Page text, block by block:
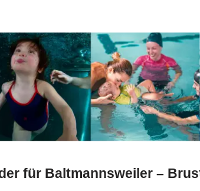
für Baltmannsweiler –